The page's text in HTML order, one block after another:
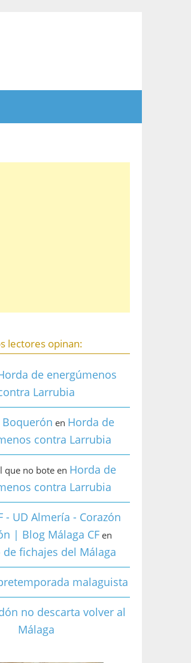
lectores opinan:
de energúmenos
Larrubia
Boquerón en Horda de
contra Larrubia
que no boteen Horda de
contra Larrubia
- UD Almería - Corazón
| Blog Málaga CF en
de fichajes del Málaga
malaguista
no descarta volver al
Málaga